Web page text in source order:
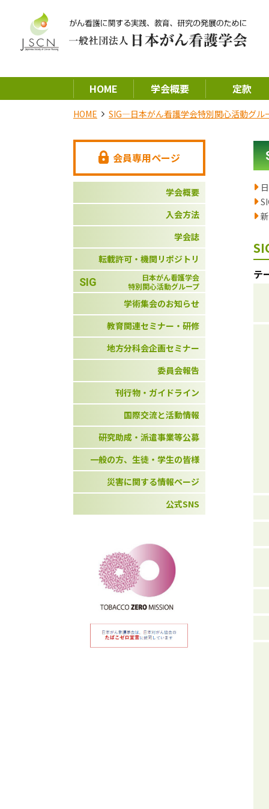
HOME 学会概要 定款
HOME SIG―日本がん看護学会特別関心活動グ
会員専用ページ
学会概要
入会方法
学会誌
転載許可・機関リポジトリ
SIG
日本がん看護学会
特別関心活動グループ
学術集会のお知らせ
教育関連セミナー・研修
地方分科会企画セミナー
委員会報告
刊行物・ガイドライン
国際交流と活動情報
研究助成・派遣事業等公募
一般の方、生徒・学生の皆様
災害に関する情報ページ
公式SNS
テ